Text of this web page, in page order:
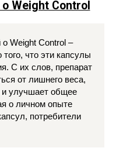
Weight Control
Weight Control –
что эти капсулы
С их слов, препарат
от лишнего веса,
и улучшает общее
о личном опыте
потребители